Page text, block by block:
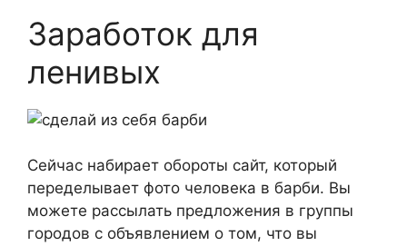
Заработок для
ленивых
Сейчас набирает обороты сайт, который
переделывает фото человека в барби. Вы
можете рассылать предложения в группы
городов с объявлением о том, что вы